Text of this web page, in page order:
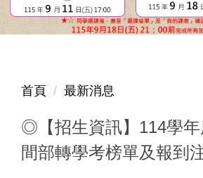
首頁 最新消息
◎【招生資訊】114學年
間部轉學考榜單及報到